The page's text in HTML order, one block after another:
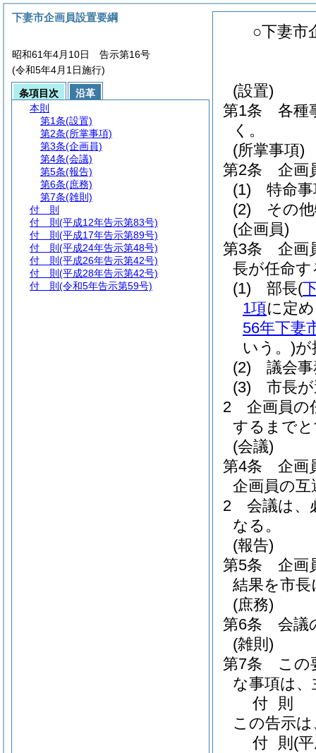
○下妻市
(設置)
第1条
各種
く。
(所掌事項)
第2条
企画
(1)
特命
(2)
その
(企画員)
第3条
企画
長が任命す
(1)
部長(
1項に定
56年下妻
いう。)が
(2)
議会
(3)
市長
2
企画員の
するまで
(会議)
第4条
企画
企画員の
2
会議は、
なる。
(報告)
第5条
企画
結果を市
(庶務)
第6条
会議
(雑則)
第7条
この
な事項は
付 則
この告示
付 則 (
下妻市企画員設置要綱
昭和61年4月10日 告示第16号
(令和5年4月1日施行)
条項目次
沿革
本則
第1条(設置)
第2条(所掌事項)
第3条(企画員)
第4条(会議)
第5条(報告)
第6条(庶務)
第7条(雑則)
付 則
付 則 (平成12年告示第83号)
付 則 (平成17年告示第89号)
付 則 (平成24年告示第48号)
付 則 (平成26年告示第42号)
付 則 (平成28年告示第42号)
付 則 (令和5年告示第59号)